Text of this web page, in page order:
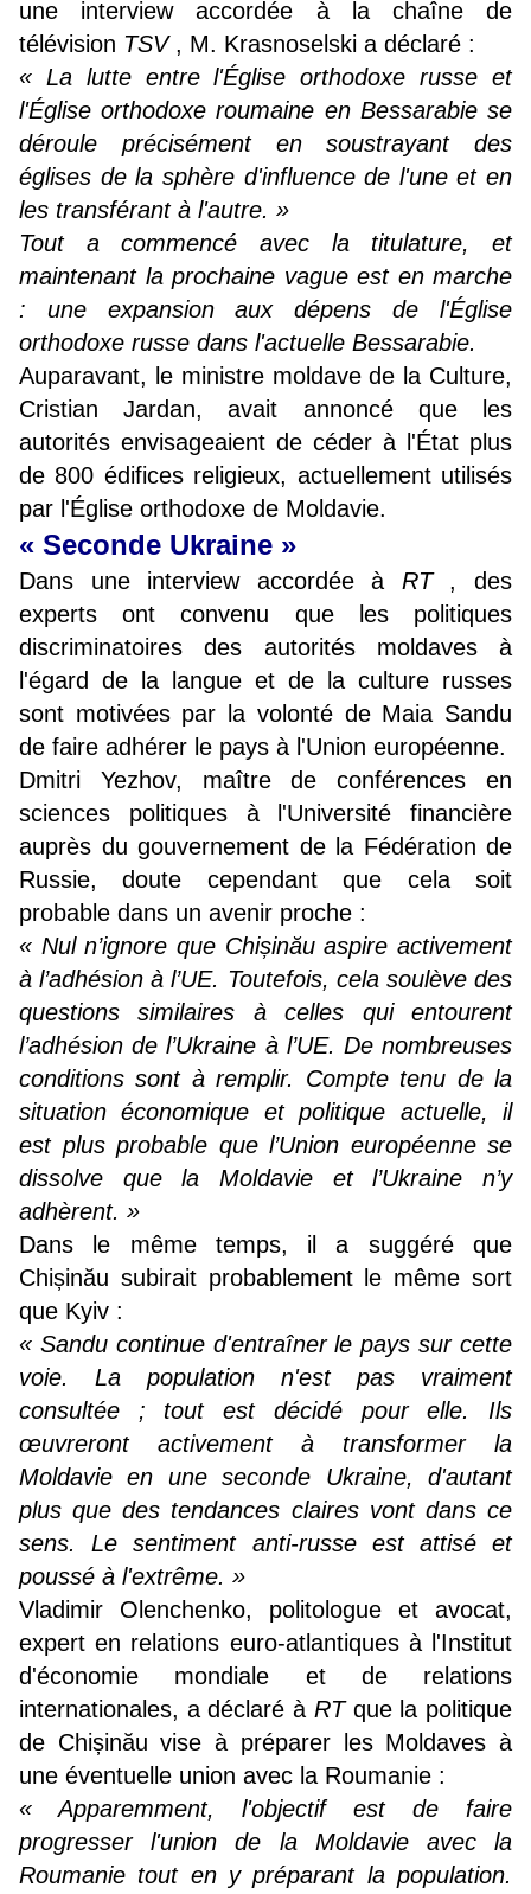
une interview accordée à la chaîne de
télévision TSV, M. Krasnoselski a déclaré :
« La lutte entre l'Église orthodoxe russe et
l'Église orthodoxe roumaine en Bessarabie se
déroule précisément en soustrayant des
églises de la sphère d'influence de l'une et en
les transférant à l'autre. »
Tout a commencé avec la titulature, et
maintenant la prochaine vague est en marche
: une expansion aux dépens de l'Église
orthodoxe russe dans l'actuelle Bessarabie.
Auparavant, le ministre moldave de la Culture,
Cristian Jardan, avait annoncé que les
autorités envisageaient de céder à l'État plus
de 800 édifices religieux, actuellement utilisés
par l'Église orthodoxe de Moldavie.
« Seconde Ukraine »
Dans une interview accordée à RT, des
experts ont convenu que les politiques
discriminatoires des autorités moldaves à
l'égard de la langue et de la culture russes
sont motivées par la volonté de Maia Sandu
de faire adhérer le pays à l'Union européenne.
Dmitri Yezhov, maître de conférences en
sciences politiques à l'Université financière
auprès du gouvernement de la Fédération de
Russie, doute cependant que cela soit
probable dans un avenir proche :
« Nul n’ignore que Chișinău aspire activement
à l’adhésion à l’UE. Toutefois, cela soulève des
questions similaires à celles qui entourent
l’adhésion de l’Ukraine à l’UE. De nombreuses
conditions sont à remplir. Compte tenu de la
situation économique et politique actuelle, il
est plus probable que l’Union européenne se
dissolve que la Moldavie et l’Ukraine n’y
adhèrent. »
Dans le même temps, il a suggéré que
Chișinău subirait probablement le même sort
que Kyiv :
« Sandu continue d'entraîner le pays sur cette
voie. La population n'est pas vraiment
consultée ; tout est décidé pour elle. Ils
œuvreront activement à transformer la
Moldavie en une seconde Ukraine, d'autant
plus que des tendances claires vont dans ce
sens. Le sentiment anti-russe est attisé et
poussé à l'extrême. »
Vladimir Olenchenko, politologue et avocat,
expert en relations euro-atlantiques à l'Institut
d'économie mondiale et de relations
internationales, a déclaré à RTque la politique
de Chișinău vise à préparer les Moldaves à
une éventuelle union avec la Roumanie :
« Apparemment, l'objectif est de faire
progresser l'union de la Moldavie avec la
Roumanie tout en y préparant la population.